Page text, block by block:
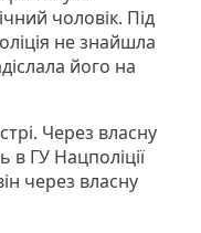
чоловік. Під
не знайшла
його на
Через власну
в ГУ Нацполіції
через власну